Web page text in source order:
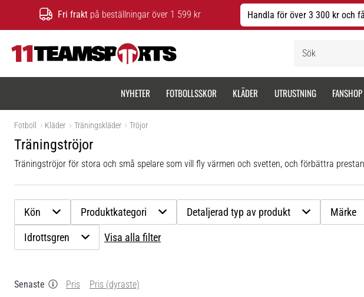
Fri frakt på beställningar över 1 599 kr Handla för över 3 300 kr och
NYHETER FOTBOLLSSKOR KLÄDER UTRUSTNING FANSHOP
Fotboll Kläder Träningskläder Tröjor
Träningströjor
Träningströjor för stora och små spelare som vill fly värmen och svetten, och förbättra
Kön Produktkategori Detaljerad typ av produkt Märke
Idrottsgren Visa alla filter
Senaste Pris Pris (dyraste)